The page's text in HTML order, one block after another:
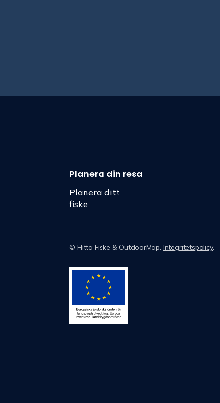
Planera din resa
Planera ditt
fiske
© Hitta Fiske & OutdoorMap. Integritetspolicy.